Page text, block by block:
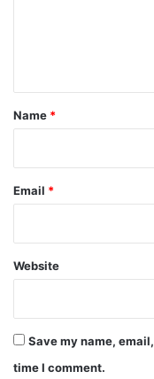
*
Name *
Email *
Website
Save my name,
time I comment.